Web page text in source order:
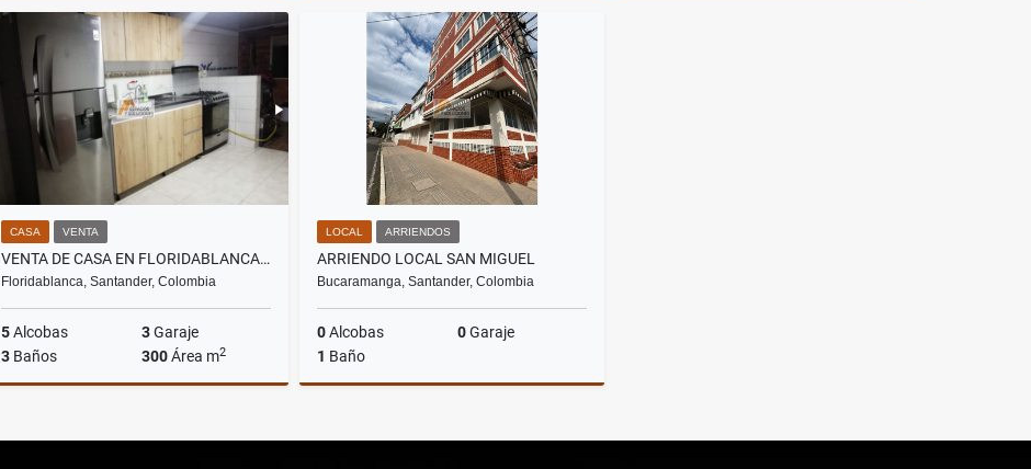
Venta
$920.000.000
CASA VENTA
VENTA DE CASA EN FLORIDABLANCA - CIUDAD VALENCIA
Floridablanca, Santander, Colombia
5Alcobas 3Garaje
3 Baños 300Área m2
$400.000.000
LOCAL ARRIENDOS
ARRIENDO LOCAL SAN MIGUEL
Bucaramanga, Santander, Colombia
0Alcobas 0Garaje
1 Baño
$1.400.000